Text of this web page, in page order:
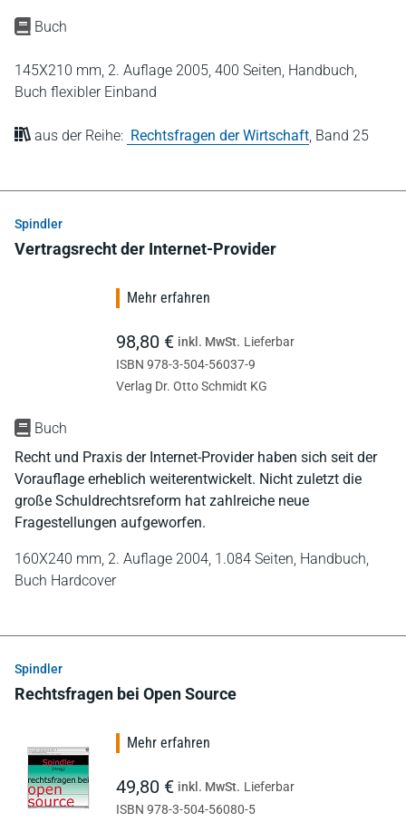
Buch
145X210 mm, 2. Auflage 2005, 400 Seiten, Handbuch,
Buch flexibler Einband
aus der Reihe: Rechtsfragen der Wirtschaft Band 25
Spindler
Vertragsrecht der Internet-Provider
Buch
Recht und Praxis der Internet-Provider haben sich seit der
Vorauflage erheblich weiterentwickelt. Nicht zuletzt die
große Schuldrechtsreform hat zahlreiche neue
Fragestellungen aufgeworfen.
160X240 mm, 2. Auflage 2004, 1.084 Seiten, Handbuch,
Buch Hardcover
Mehr erfahren
98,80 € inkl. MwSt. Lieferbar
ISBN 978-3-504-56037-9
Verlag Dr. Otto Schmidt KG
Spindler
Rechtsfragen bei Open Source
Mehr erfahren
49,80 € inkl. MwSt. Lieferbar
ISBN 978-3-504-56080-5